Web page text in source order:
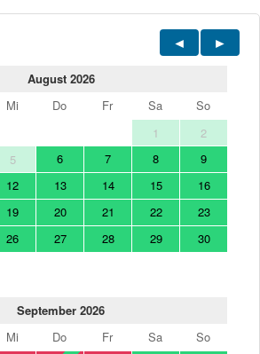
August 2026
Mi Do Fr Sa
So
1
2
5 6 7 8
9
12 13 14 15
16
19 20 21 22
23
26 27 28 29
30
September 2026
Mi Do Fr Sa
So